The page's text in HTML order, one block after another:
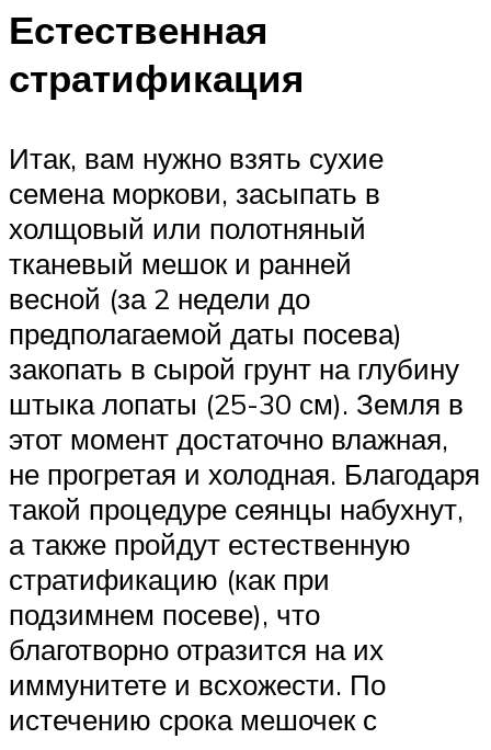
Естественная
стратификация
Итак, вам нужно взять сухие
семена моркови, засыпать в
холщовый или полотняный
тканевый мешок и ранней
весной (за 2 недели до
предполагаемой даты посева)
закопать в сырой грунт на глубину
штыка лопаты (25-30 см). Земля в
этот момент достаточно влажная,
не прогретая и холодная. Благодаря
такой процедуре сеянцы набухнут,
а также пройдут естественную
стратификацию (как при
подзимнем посеве), что
благотворно отразится на их
иммунитете и всхожести. По
истечению срока мешочек с